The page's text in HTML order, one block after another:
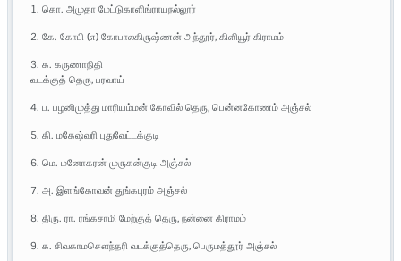
1. கொ. அமுதா மேட்டுகாளிங்ராயநல்லூர்
2. கே. கோபி (எ) கோபாலகிருஷ்ணன் அந்தூர், கிளியூர் கிராமம்
3. க. கருணாநிதி
வடக்குத் தெரு, பரவாய்
4. ப. பழனிமுத்து மாரியம்மன் கோவில் தெரு, பென்னகோணம் அஞ்சல்
5. கி. மகேஷ்வரி புதுவேட்டக்குடி
6. மெ. மனோகரன் முருகன்குடி அஞ்சல்
7. அ. இளங்கோவன் துங்கபுரம் அஞ்சல்
8. திரு. ரா. ரங்கசாமி மேற்குத் தெரு, நன்னை கிராமம்
9. க. சிவகாமசௌந்தரி வடக்குத்தெரு, பெருமத்தூர் அஞ்சல்